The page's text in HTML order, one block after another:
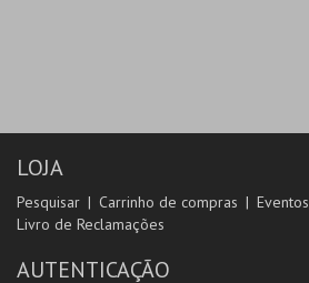
LOJA
Pesquisar Carrinho de compras Eventos
Livro de Reclamações
AUTENTICAÇÃO